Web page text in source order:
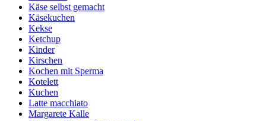
Käse selbst gemacht
Käsekuchen
Kekse
Ketchup
Kinder
Kirschen
Kochen mit Sperma
Kotelett
Kuchen
Latte macchiato
Margarete Kalle